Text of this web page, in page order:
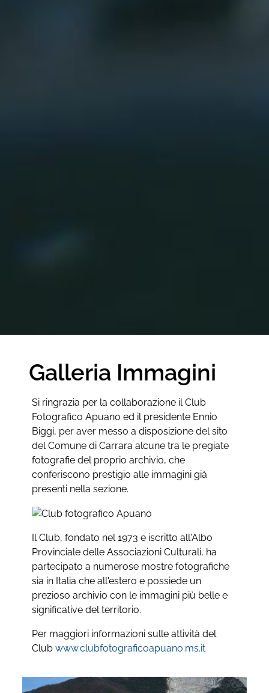
Galleria Immagini
Si ringrazia per la collaborazione il Club
Fotografico Apuano ed il presidente Ennio
Biggi, per aver messo a disposizione del sito
del Comune di Carrara alcune tra le pregiate
fotografie del proprio archivio, che
conferiscono prestigio alle immagini già
presenti nella sezione.
Il Club, fondato nel 1973 e iscritto all'Albo
Provinciale delle Associazioni Culturali, ha
partecipato a numerose mostre fotografiche
sia in Italia che all'estero e possiede un
prezioso archivio con le immagini più belle e
significative del territorio.
Per maggiori informazioni sulle attività del
Club www.clubfotograficoapuano.ms.it